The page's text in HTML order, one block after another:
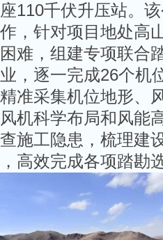
110千伏升压站。
，针对项目地处高
难，组建专项联合
，逐一完成26个机
准采集机位地形、
机科学布局和风能
施工隐患，梳理建
高效完成各项踏勘